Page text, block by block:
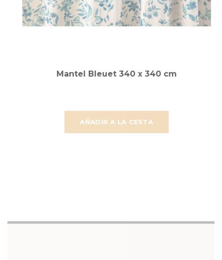
AÑADIR A LA CESTA
Mantel Bleuet 340 x 340 cm